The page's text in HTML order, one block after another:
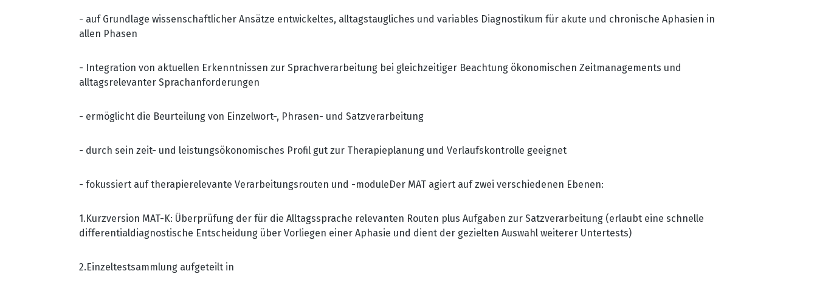
- auf Grundlage wissenschaftlicher Ansätze entwickeltes, alltagstaugliches und variables Diagnostikum für akute und chronische Aphasien in
allen Phasen
- Integration von aktuellen Erkenntnissen zur Sprachverarbeitung bei gleichzeitiger Beachtung ökonomischen Zeitmanagements und
alltagsrelevanter Sprachanforderungen
- ermöglicht die Beurteilung von Einzelwort-, Phrasen- und Satzverarbeitung
- durch sein zeit- und leistungsökonomisches Profil gut zur Therapieplanung und Verlaufskontrolle geeignet
- fokussiert auf therapierelevante Verarbeitungsrouten und -moduleDer MAT agiert auf zwei verschiedenen Ebenen:
1.Kurzversion MAT-K: Überprüfung der für die Alltagssprache relevanten Routen plus Aufgaben zur Satzverarbeitung (erlaubt eine schnelle
differentialdiagnostische Entscheidung über Vorliegen einer Aphasie und dient der gezielten Auswahl weiterer Untertests)
2.Einzeltestsammlung aufgeteilt in